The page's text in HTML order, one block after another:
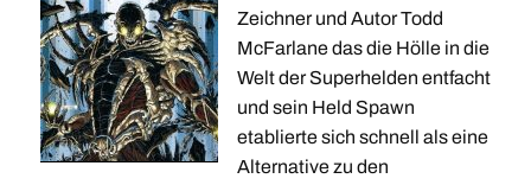
Zeichner und Autor Todd
McFarlane das die Hölle in die
Welt der Superhelden entfacht
und sein Held Spawn
etablierte sich schnell als eine
Alternative zu den